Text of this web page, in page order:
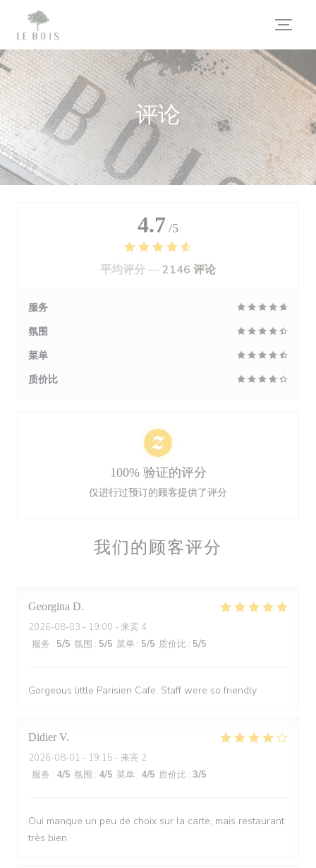
Cookie管理面板
评论
我们的顾客评分
Georgina D
2026-08-03 - 19:00 - 来宾 4
服务 : 5/5 氛围 : 5/5 菜单 : 5/5 质价比 : 5/5
Gorgeous little Parisien Cafe. Staff were so friendly
Didier V
2026-08-01 - 19:15 - 来宾 2
服务 : 4/5 氛围 : 4/5 菜单 : 4/5 质价比 : 3/5
Oui manque un peu de choix sur la carte, mais restaurant
très bien
4.7 /5
平均评分 — 2146 评论
服务
氛围
菜单
质价比
100% 验证的评分
仅进行过预订的顾客提供了评分